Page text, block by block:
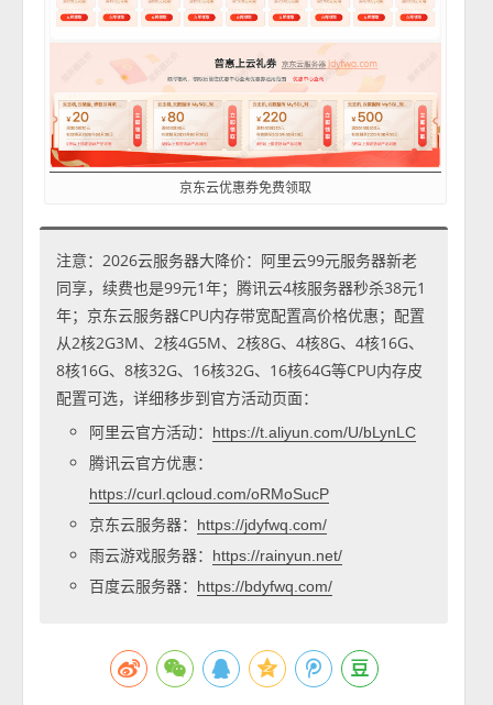
京东云优惠券免费领取
注意：2026云服务器大降价：阿里云99元服务器新老
同享，续费也是99元1年；腾讯云4核服务器秒杀38元1
年；京东云服务器CPU内存带宽配置高价格优惠；配置
从2核2G3M、2核4G5M、2核8G、4核8G、4核16G、
8核16G、8核32G、16核32G、16核64G等CPU内存皮
配置可选，详细移步到官方活动页面：
阿里云官方活动：
https://t.aliyun.com/U/bLynLC
腾讯云官方优惠：
https://curl.qcloud.com/oRMoSucP
京东云服务器： https://jdyfwq.com/
雨云游戏服务器： https://rainyun.net/
百度云服务器： https://bdyfwq.com/